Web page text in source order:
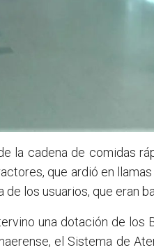
la cadena de comidas
que ardió en
los usuarios, que eran
una dotación de los
el Sistema de